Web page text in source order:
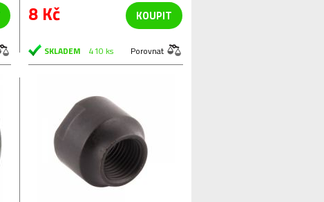
8 Kč KOUPIT
SKLADEM 410 ks Porovnat